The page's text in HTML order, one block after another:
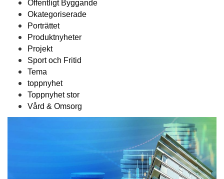
Offentligt Byggande
Okategoriserade
Porträttet
Produktnyheter
Projekt
Sport och Fritid
Tema
toppnyhet
Toppnyhet stor
Vård & Omsorg